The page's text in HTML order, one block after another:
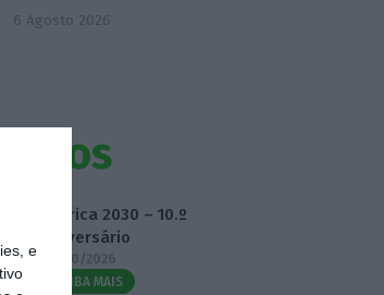
e
6 Agosto 2026
Fábrica 2030 – 10.º
Aniversário
14/10/2026
SAIBA MAIS